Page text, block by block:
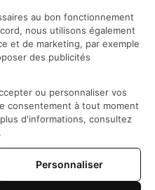
Otaku
au bon fonctionnement
nous utilisons également
et de marketing, par exemple
des publicités
ou personnaliser vos
consentement à tout moment
d'informations, consultez
.
Personnaliser